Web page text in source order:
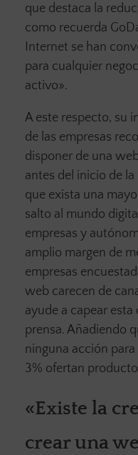
que destaca la
como recuerda
Internet se han
para cualquier
activo».
A este respecto, su
de las empresas
disponer de una
antes del inicio de
que exista una
salto al mundo
empresas y
amplio margen de
empresas
web carecen de
ayude a capear
prensa. Añadiendo
ninguna acción
3% ofertan
«Existe la
crear una